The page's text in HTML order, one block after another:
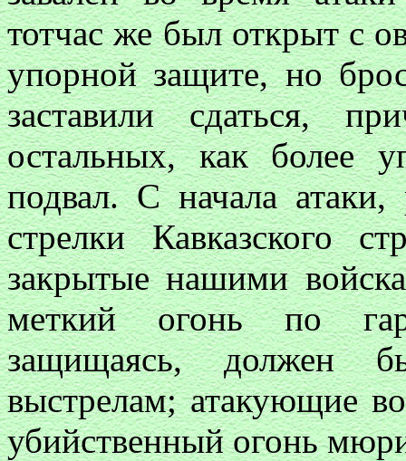
тотчас же был открыт с
упорной защите, но
заставили сдаться,
остальных, как более
подвал. С начала атаки,
стрелки Кавказского
закрытые нашими
меткий огонь по
защищаясь, должен
выстрелам; атакующие
убийственный огонь